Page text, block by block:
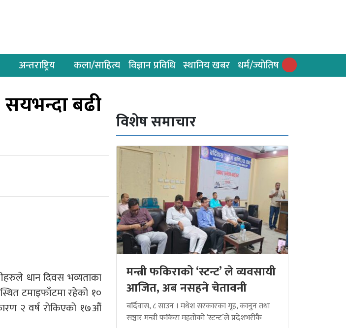
अन्तराष्ट्रिय कला/साहित्य विज्ञान प्रविधि स्थानिय खबर धर्म/ज्योतिष
बढी
धान दिवस भव्यताका
टमाइफाँटमा रहेको १०
२ वर्ष रोकिएको १७औं
विशेष समाचार
मन्त्री फकिराको ‘स्टन्ट’ ले व्यवसायी
आजित, अब नसहने चेतावनी
बर्दिवास, ८ साउन । मधेश सरकारका गृह, कानुन तथा
सञ्चार मन्त्री फकिरा महतोको ‘स्टन्ट’ले प्रदेशभरीकै